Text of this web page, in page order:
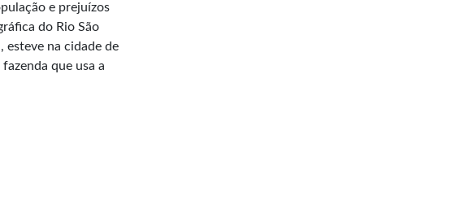
e prejuízos
do Rio São
esteve na cidade de
que usa a